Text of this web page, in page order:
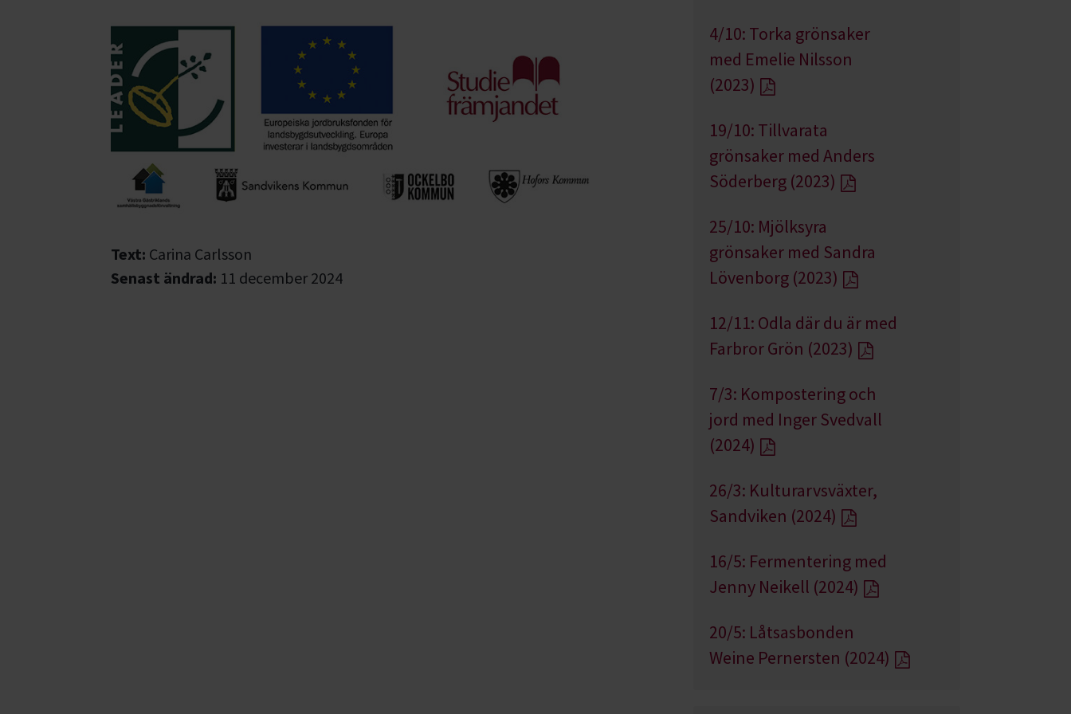
Text: Carina Carlsson
Senast ändrad: 11 december 2024
4/10: Torka grönsaker
med Emelie Nilsson
(2023)
19/10: Tillvarata
grönsaker med Anders
Söderberg (2023)
25/10: Mjölksyra
grönsaker med Sandra
Lövenborg (2023)
12/11: Odla där du är med
Farbror Grön (2023)
7/3: Kompostering och
jord med Inger Svedvall
(2024)
26/3: Kulturarvsväxter,
Sandviken (2024)
16/5: Fermentering med
Jenny Neikell (2024)
20/5: Låtsasbonden
Weine Pernersten (2024)